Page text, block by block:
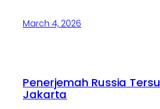
March 4, 2026
Penerjemah Russia
Jakarta